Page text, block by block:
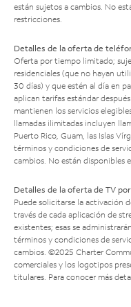
están sujetos a cambios. No
restricciones.
Detalles de la oferta de
Oferta por tiempo limitado;
residenciales (que no hayan
30 días) y que estén al día en
aplican tarifas estándar
mantienen los servicios
llamadas ilimitadas incluyen
Puerto Rico, Guam, las Islas
términos y condiciones de
cambios. No están disponibles
Detalles de la oferta de TV
Puede solicitarse la activación
través de cada aplicación de
existentes; esas se
términos y condiciones de
cambios. ©2025 Charter
comerciales y los logotipos
titulares. Para conocer más